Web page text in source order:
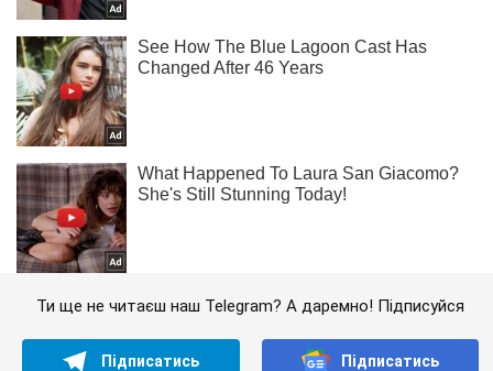
Ти ще не читаєш наш Telegram? А даремно! Підписуйся
Підписатись Підписатись